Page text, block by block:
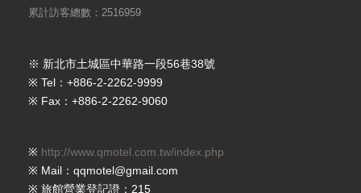
累計訪客總數：2516959
※ 新北市土城區中華路一段56巷38號
※ Tel：+886-2-2262-9999
※ Fax：+886-2-2262-9060
※ http://www.qmotel.com.tw/index.php
※ Mail：qqmotel@gmail.com
※ 旅館營業登記證：215